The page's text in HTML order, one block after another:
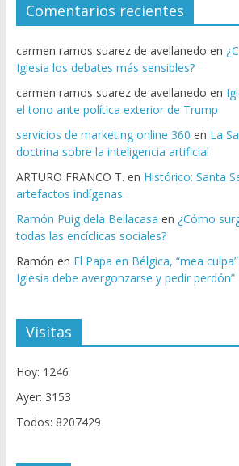
Comentarios recientes
carmen ramos suarez de avellanedo en
Iglesia los debates más sensibles?
carmen ramos suarez de avellanedo en
el tono ante política exterior de Trump
servicios de marketing online 360 en La
doctrina sobre la inteligencia artificial
ARTURO FRANCO T. en Histórico: Santa
artefactos indígenas
Ramón Puig dela Bellacasa en ¿Cómo
todas las encíclicas sociales?
Ramón en El Papa en Bélgica, “mea
Iglesia debe avergonzarse y pedir perdón”
Visitas
Hoy: 1246
Ayer: 3153
Todos: 8207429